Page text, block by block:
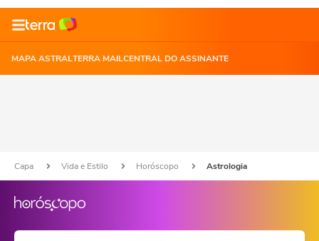
MAPA ASTRALTERRA MAILCENTRAL DO ASSINANTE
Capa Vida e Estilo Horóscopo Astrologia